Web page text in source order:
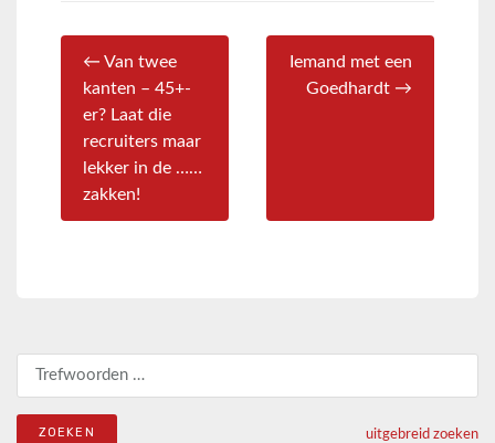
← Van twee
kanten – 45+-
er? Laat die
recruiters maar
lekker in de ……
zakken!
Iemand met een
Goedhardt →
uitgebreid zoeken